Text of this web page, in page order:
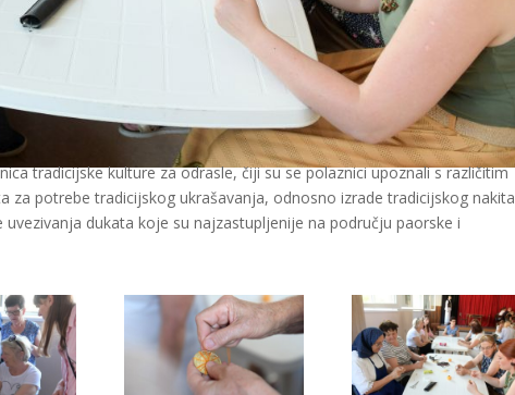
tradicijske kulture za odrasle, čiji su se polaznici upoznali s različitim
za potrebe tradicijskog ukrašavanja, odnosno izrade tradicijskog nakita
dukata koje su najzastupljenije na području paorske i